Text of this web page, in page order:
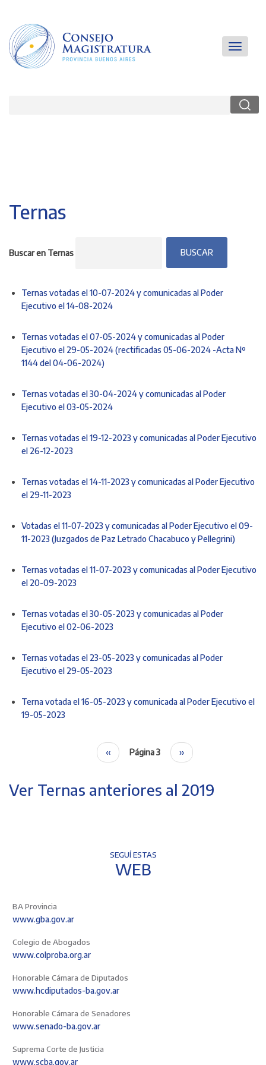
contenido
principal
MainToggle
Ternas
Buscar en Ternas
Ternas votadas el 10-07-2024 y comunicadas al Poder
Ejecutivo el 14-08-2024
Ternas votadas el 07-05-2024 y comunicadas al Poder
Ejecutivo el 29-05-2024 (rectificadas 05-06-2024 -Acta Nº
1144 del 04-06-2024)
Ternas votadas el 30-04-2024 y comunicadas al Poder
Ejecutivo el 03-05-2024
Ternas votadas el 19-12-2023 y comunicadas al Poder Ejecutivo
el 26-12-2023
Ternas votadas el 14-11-2023 y comunicadas al Poder Ejecutivo
el 29-11-2023
Votadas el 11-07-2023 y comunicadas al Poder Ejecutivo el 09-
11-2023 (Juzgados de Paz Letrado Chacabuco y Pellegrini)
Ternas votadas el 11-07-2023 y comunicadas al Poder Ejecutivo
el 20-09-2023
Ternas votadas el 30-05-2023 y comunicadas al Poder
Ejecutivo el 02-06-2023
Ternas votadas el 23-05-2023 y comunicadas al Poder
Ejecutivo el 29-05-2023
Terna votada el 16-05-2023 y comunicada al Poder Ejecutivo el
19-05-2023
Página
anterior
‹‹ Página 3
Siguiente
página
››
Ver Ternas anteriores al 2019
SEGUÍ ESTAS
WEB
BA Provincia
www.gba.gov.ar
Colegio de Abogados
www.colproba.org.ar
Honorable Cámara de Diputados
www.hcdiputados-ba.gov.ar
Honorable Cámara de Senadores
www.senado-ba.gov.ar
Suprema Corte de Justicia
www.scba.gov.ar